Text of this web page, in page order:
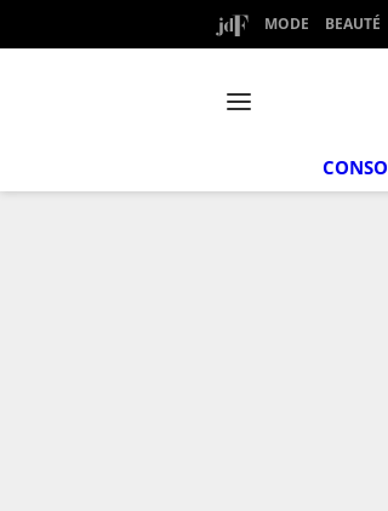
MODE BEAUTÉ
CONSO